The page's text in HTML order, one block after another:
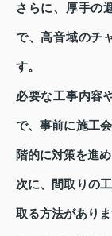
さらに、厚手の
で、高音域のチ
す。
必要な工事内容
で、事前に施工
階的に対策を進
次に、間取りの
取る方法がありま